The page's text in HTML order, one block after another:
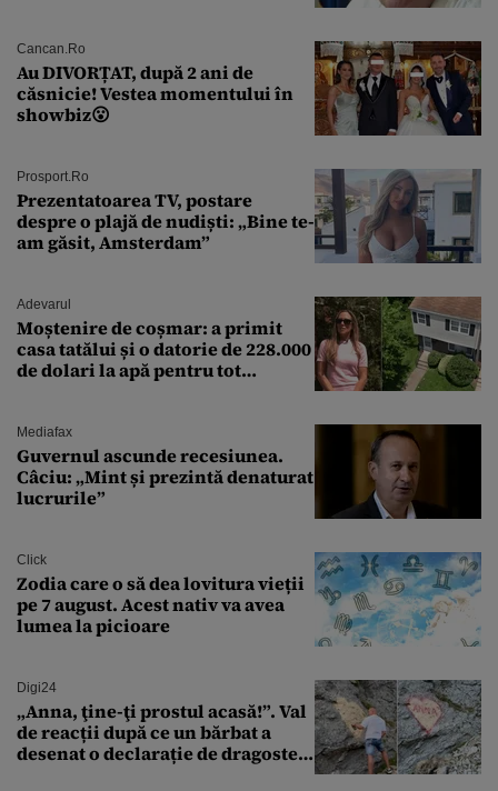
Cancan.ro
Au DIVORȚAT, după 2 ani de
căsnicie! Vestea momentului în
showbiz😮
Prosport.ro
Prezentatoarea TV, postare
despre o plajă de nudiști: „Bine te-
am găsit, Amsterdam”
Adevarul
Moștenire de coșmar: a primit
casa tatălui și o datorie de 228.000
de dolari la apă pentru tot
Mediafax
Guvernul ascunde recesiunea.
Câciu: „Mint și prezintă denaturat
lucrurile”
Click
Zodia care o să dea lovitura vieții
pe 7 august. Acest nativ va avea
lumea la picioare
Digi24
„Anna, ţine-ţi prostul acasă!”. Val
de reacții după ce un bărbat a
desenat o declarație de dragoste